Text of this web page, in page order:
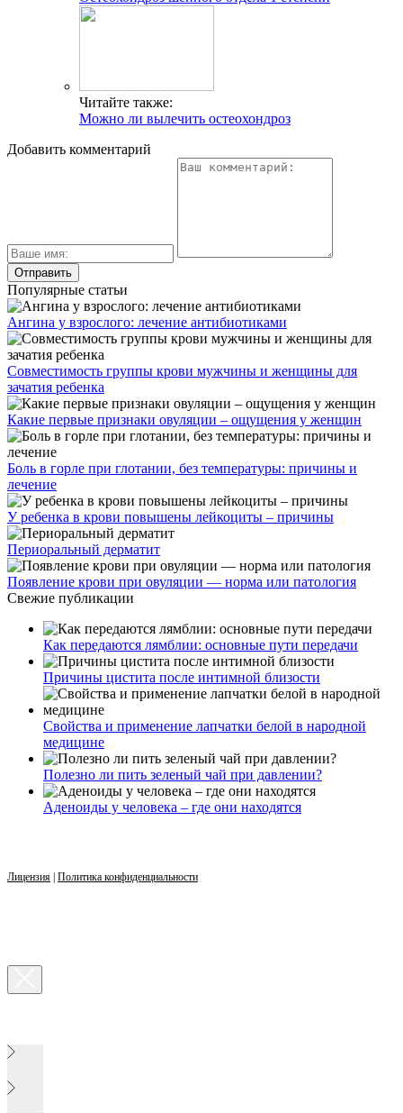
Читайте также:
Можно ли вылечить остеохондроз
Добавить комментарий
Популярные статьи
Ангина у взрослого: лечение антибиотиками
Совместимость группы крови мужчины и женщины для
зачатия ребенка
Какие первые признаки овуляции – ощущения у женщин
Боль в горле при глотании, без температуры: причины и
лечение
У ребенка в крови повышены лейкоциты – причины
Периоральный дерматит
Появление крови при овуляции — норма или патология
Свежие публикации
Как передаются лямблии: основные пути передачи
Причины цистита после интимной близости
Свойства и применение лапчатки белой в народной
медицине
Полезно ли пить зеленый чай при давлении?
Аденоиды у человека – где они находятся
Лицензия | Политика конфиденциальности